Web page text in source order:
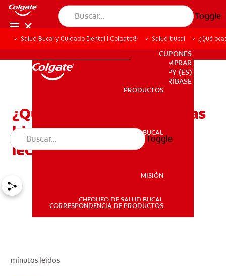
Toggle
PRODUCTOS
SALUD BUCAL
PARA PROFESIONALES
CUPONES
DONDE COMPRAR
PY (ES)
SUSCRÍBASE
PRODUCTOS
SALUD BUCAL
MISIÓN
CHEQUEO DE SALUD BUCAL
CORRESPONDENCIA DE PRODUCTOS
Toggle
Salud Bucal y Cuidado Dental | Colgate® Salud bucal ¿Qué
¿Qué ocasiona las manchas
blancas en los dientes de
leche?
minutos leídos